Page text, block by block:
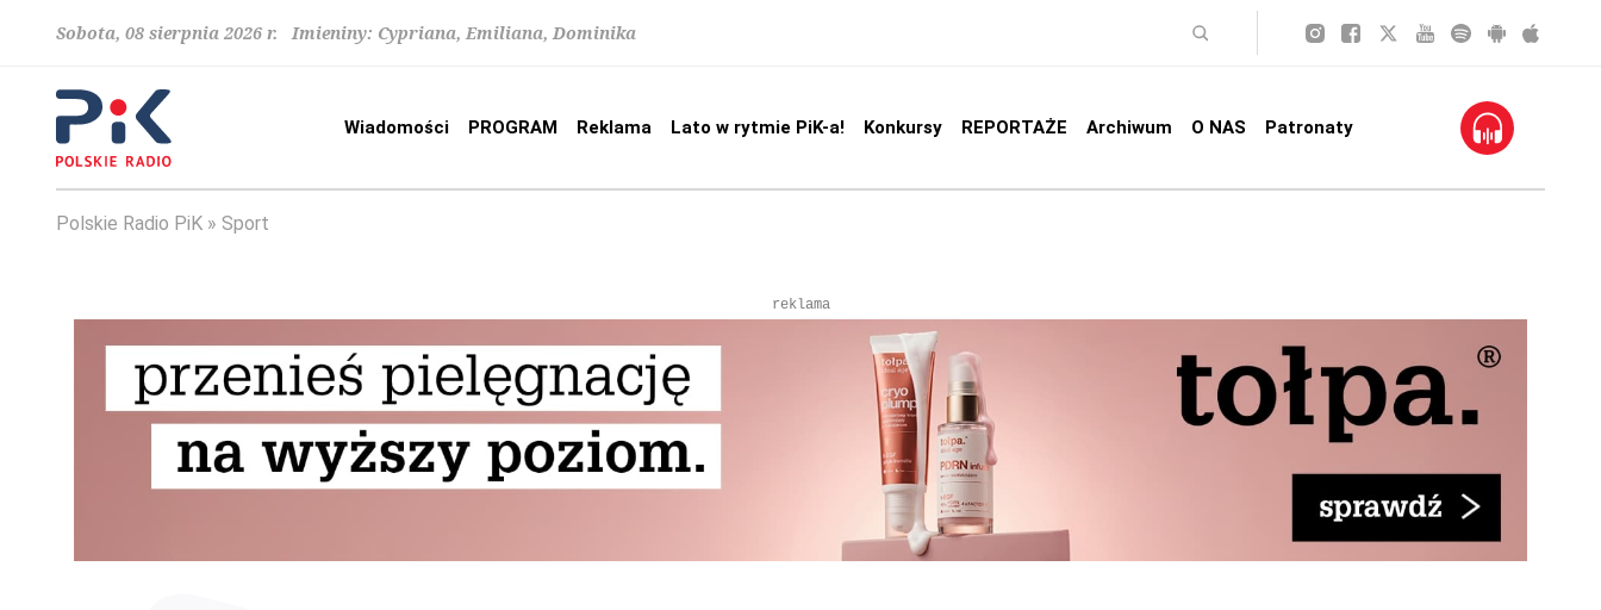
Sobota, 08 sierpnia 2026 r. Imieniny: Cypriana, Emiliana, Dominika
Wiadomości PROGRAM Reklama Lato w rytmie PiK-a! Konkursy REPORTAŻE Archiwum O NAS Patronaty
Polskie Radio PiK Sport
reklama